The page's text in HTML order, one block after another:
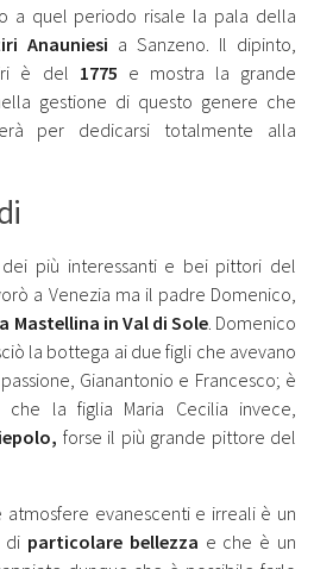
a quel periodo risale la pala della
Anauniesi a Sanzeno. Il dipinto,
è del 1775 e mostra la grande
gestione di questo genere che
per dedicarsi totalmente alla
più interessanti e bei pittori del
a Venezia ma il padre Domenico,
Mastellina in Val di Sole. Domenico
la bottega ai due figli che avevano
Gianantonio e Francesco; è
la figlia Maria Cecilia invece,
forse il più grande pittore del
evanescenti e irreali è un
di particolare bellezza e che è un